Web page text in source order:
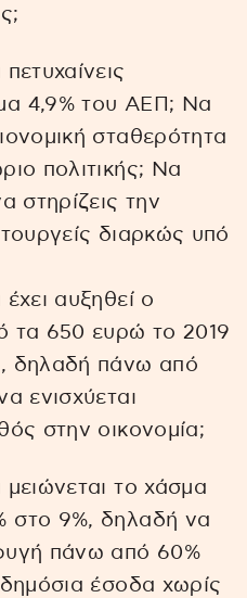
4,9% του ΑΕΠ; Να
σταθερότητα
πολιτικής; Να
στηρίζεις την
διαρκώς υπό
αυξηθεί ο
τα 650 ευρώ το 2019
δηλαδή πάνω από
ενισχύεται
στην οικονομία;
το χάσμα
στο 9%, δηλαδή να
πάνω από 60%
έσοδα χωρίς